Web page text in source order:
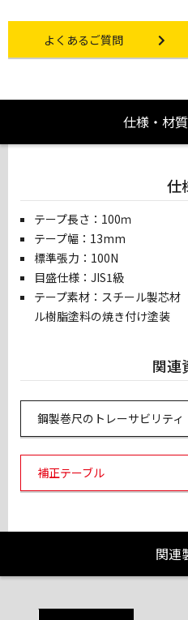
Other link
よくあるご質問
仕様・材
仕
テープ長さ：100ｍ
テープ幅：13mm
標準張力：100N
目盛仕様：JIS1級
テープ素材：スチール製芯材
ル樹脂塗料の焼き付け塗装
関連
鋼製巻尺のトレーサビリティ
補正テーブルPDF Links
関連